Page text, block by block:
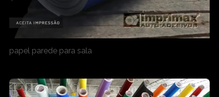
papel parede para sala